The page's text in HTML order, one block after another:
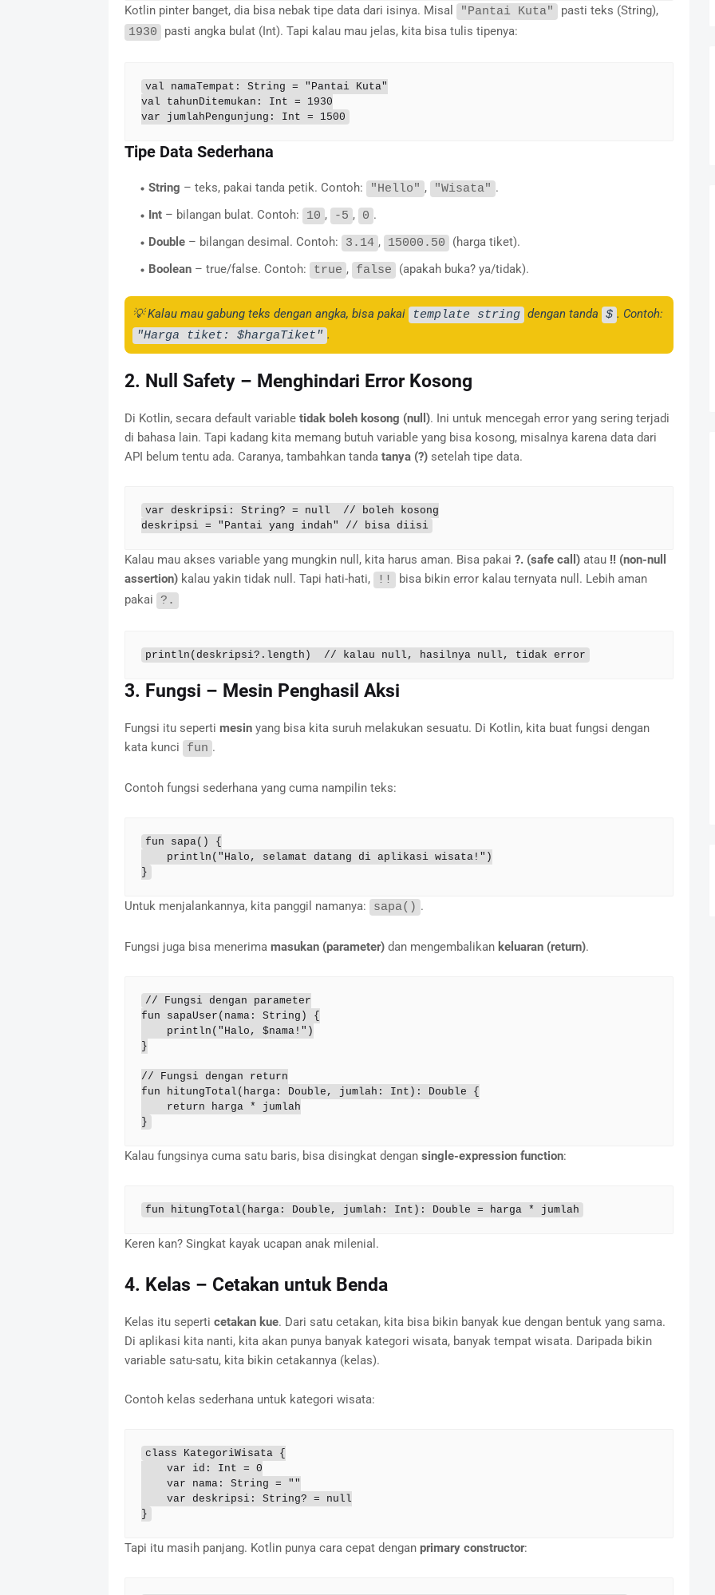
Kotlin pinter banget, dia bisa nebak tipe data dari isinya. Misal "Pantai Kuta" pasti teks (String),
1930 pasti angka bulat (Int). Tapi kalau mau jelas, kita bisa tulis tipenya:
val namaTempat: String = "Pantai Kuta"
val tahunDitemukan: Int = 1930
var jumlahPengunjung: Int = 1500
Tipe Data Sederhana
String – teks, pakai tanda petik. Contoh: "Hello" , "Wisata" .
Int– bilangan bulat. Contoh: 10 , -5 , 0 .
Double– bilangan desimal. Contoh: 3.14 , 15000.50
(harga tiket).
Boolean– true/false. Contoh: true , false (apakah buka? ya/tidak).
💡 Kalau mau gabung teks dengan angka, bisa pakai template string dengan tanda $ . Contoh:
"Harga tiket: $hargaTiket" .
2. Null Safety – Menghindari Error Kosong
Di Kotlin, secara default variable tidak boleh kosong (null). Ini untuk mencegah error yang sering terjadi
di bahasa lain. Tapi kadang kita memang butuh variable yang bisa kosong, misalnya karena data dari
API belum tentu ada. Caranya, tambahkan tanda tanya (?)setelah tipe data.
var deskripsi: String? = null  // boleh kosong
deskripsi = "Pantai yang indah" // bisa diisi
Kalau mau akses variable yang mungkin null, kita harus aman. Bisa pakai ?. (safe call)atau !! (non-null
assertion)kalau yakin tidak null. Tapi hati-hati, !!
bisa bikin error kalau ternyata null. Lebih aman
pakai
?.
println(deskripsi?.length)  // kalau null, hasilnya null, tidak error
3. Fungsi – Mesin Penghasil Aksi
Fungsi itu seperti mesinyang bisa kita suruh melakukan sesuatu. Di Kotlin, kita buat fungsi dengan
kata kunci
fun .
Contoh fungsi sederhana yang cuma nampilin teks:
fun sapa() {
}
Untuk menjalankannya, kita panggil namanya: sapa() .
Fungsi juga bisa menerima masukan (parameter)dan mengembalikan keluaran (return).
// Fungsi dengan parameter
fun sapaUser(nama: String) {
}
// Fungsi dengan return
fun hitungTotal(harga: Double, jumlah: Int): Double {
}
Kalau fungsinya cuma satu baris, bisa disingkat dengan single-expression function:
fun hitungTotal(harga: Double, jumlah: Int): Double = harga * jumlah
Keren kan? Singkat kayak ucapan anak milenial.
4. Kelas – Cetakan untuk Benda
Kelas itu seperti cetakan kue. Dari satu cetakan, kita bisa bikin banyak kue dengan bentuk yang sama.
Di aplikasi kita nanti, kita akan punya banyak kategori wisata, banyak tempat wisata. Daripada bikin
variable satu-satu, kita bikin cetakannya (kelas).
Contoh kelas sederhana untuk kategori wisata:
class KategoriWisata {
}
Tapi itu masih panjang. Kotlin punya cara cepat dengan primary constructor: